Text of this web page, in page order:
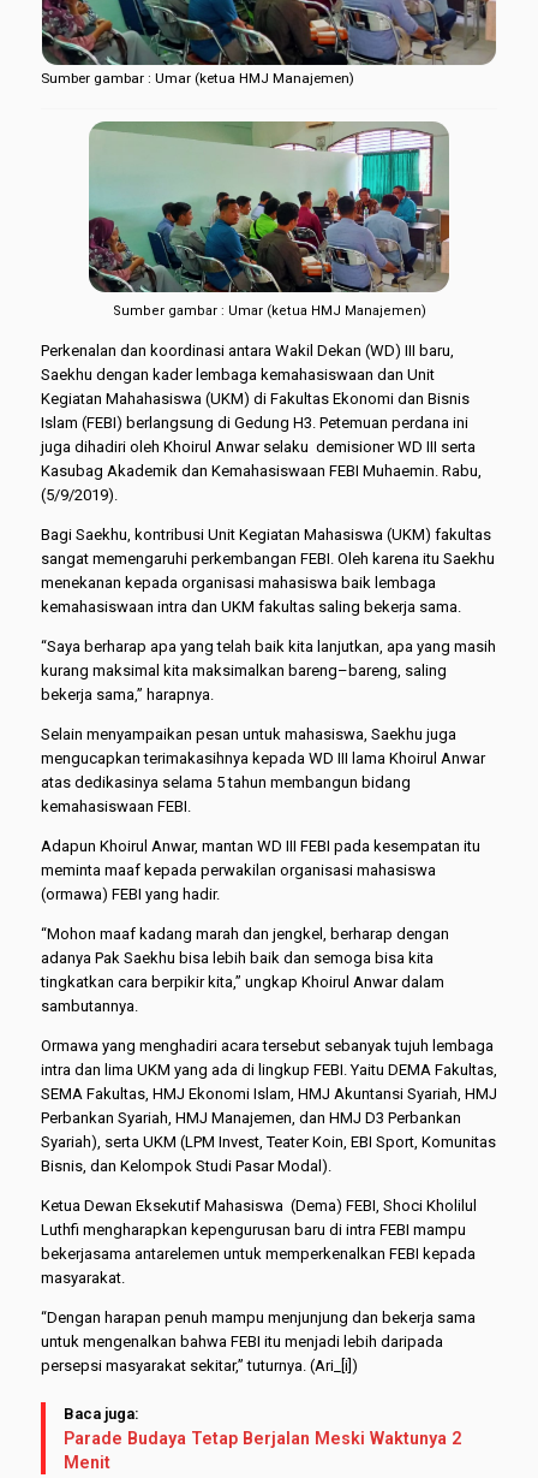
Sumber gambar : Umar (ketua HMJ Manajemen)
Sumber gambar : Umar (ketua HMJ Manajemen)
Perkenalan dan koordinasi antara Wakil Dekan (WD) III baru,
Saekhu dengan kader lembaga kemahasiswaan dan Unit
Kegiatan Mahahasiswa (UKM) di Fakultas Ekonomi dan Bisnis
Islam (FEBI) berlangsung di Gedung H3. Petemuan perdana ini
juga dihadiri oleh Khoirul Anwar selaku demisioner WD III serta
Kasubag Akademik dan Kemahasiswaan FEBI Muhaemin. Rabu,
(5/9/2019).
Bagi Saekhu, kontribusi Unit Kegiatan Mahasiswa (UKM) fakultas
sangat memengaruhi perkembangan FEBI. Oleh karena itu Saekhu
menekanan kepada organisasi mahasiswa baik lembaga
kemahasiswaan intra dan UKM fakultas saling bekerja sama.
“Saya berharap apa yang telah baik kita lanjutkan, apa yang masih
kurang maksimal kita maksimalkan bareng–bareng, saling
bekerja sama,” harapnya.
Selain menyampaikan pesan untuk mahasiswa, Saekhu juga
mengucapkan terimakasihnya kepada WD III lama Khoirul Anwar
atas dedikasinya selama 5 tahun membangun bidang
kemahasiswaan FEBI.
Adapun Khoirul Anwar, mantan WD III FEBI pada kesempatan itu
meminta maaf kepada perwakilan organisasi mahasiswa
(ormawa) FEBI yang hadir.
“Mohon maaf kadang marah dan jengkel, berharap dengan
adanya Pak Saekhu bisa lebih baik dan semoga bisa kita
tingkatkan cara berpikir kita,” ungkap Khoirul Anwar dalam
sambutannya.
Ormawa yang menghadiri acara tersebut sebanyak tujuh lembaga
intra dan lima UKM yang ada di lingkup FEBI. Yaitu DEMA Fakultas,
SEMA Fakultas, HMJ Ekonomi Islam, HMJ Akuntansi Syariah, HMJ
Perbankan Syariah, HMJ Manajemen, dan HMJ D3 Perbankan
Syariah), serta UKM (LPM Invest, Teater Koin, EBI Sport, Komunitas
Bisnis, dan Kelompok Studi Pasar Modal).
Ketua Dewan Eksekutif Mahasiswa (Dema) FEBI, Shoci Kholilul
Luthfi mengharapkan kepengurusan baru di intra FEBI mampu
bekerjasama antarelemen untuk memperkenalkan FEBI kepada
masyarakat.
“Dengan harapan penuh mampu menjunjung dan bekerja sama
untuk mengenalkan bahwa FEBI itu menjadi lebih daripada
persepsi masyarakat sekitar,” tuturnya. (Ari_[i])
Baca juga:
Parade Budaya Tetap Berjalan Meski Waktunya 2
Menit